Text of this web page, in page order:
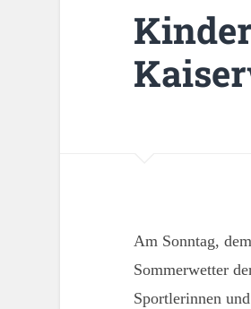
Am Sonntag,
Sommerwetter
Sportlerinnen